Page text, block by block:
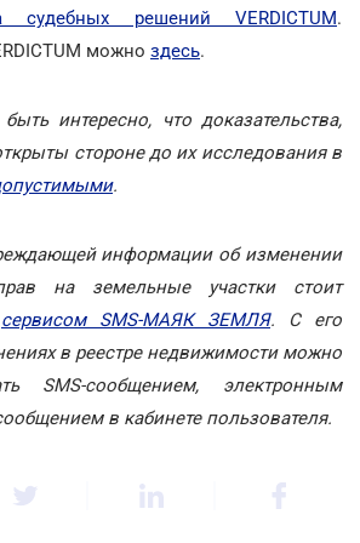
судебных решений VERDICTUM.
можно здесь.
интересно, что доказательства,
стороне до их исследования в
.
информации об изменении
на земельные участки стоит
сервисом SMS-МАЯК ЗЕМЛЯ. С его
в реестре недвижимости можно
SMS-сообщением, электронным
в кабинете пользователя.